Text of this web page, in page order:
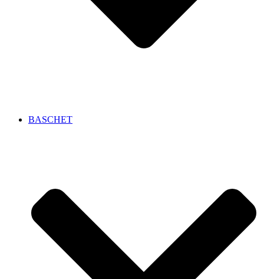
BASCHET